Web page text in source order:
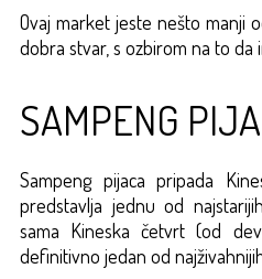
Ovaj market jeste nešto manji
dobra stvar, s ozbirom na to da
SAMPENG
Sampeng pijaca pripada
predstavlja jednu od
sama Kineska četvrt (od
definitivno jedan od